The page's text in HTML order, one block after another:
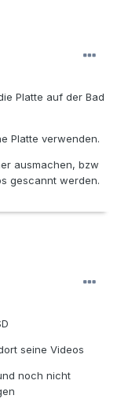
Platte auf der Bad
Platte verwenden.
ausmachen, bzw
gescannt werden.
seine Videos
noch nicht